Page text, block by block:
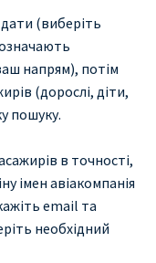
(виберіть
напрям), потім
(дорослі, діти,
пошуку.
в точності,
імен авіакомпанія
email та
необхідний